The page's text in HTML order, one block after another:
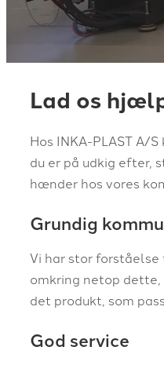
Lad os
Hos INKA-PLAST A/
du er på udkig efter,
hænder hos vores
Grundig
Vi har stor forståelse
omkring netop
det produkt, som
God service